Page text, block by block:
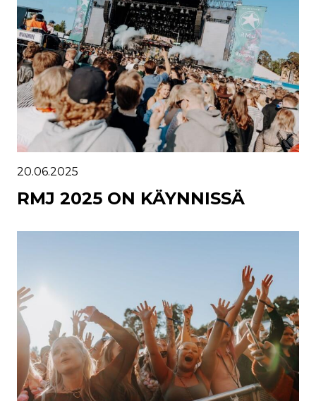
20.06.2025
RMJ 2025 ON KÄYNNISSÄ